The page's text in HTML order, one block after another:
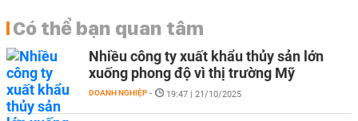
Có thể bạn quan tâm
Nhiều công ty xuất khẩu thủy sản lớn
xuống phong độ vì thị trường Mỹ
DOANH NGHIỆP - 19:47 | 21/10/2025